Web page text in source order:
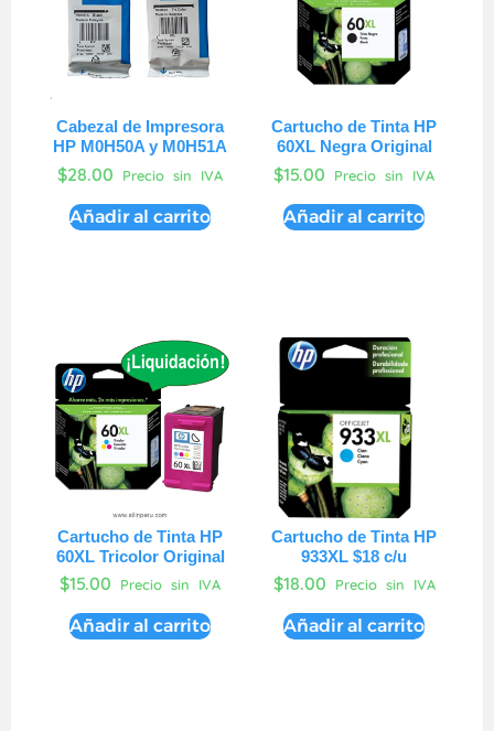
Cabezal de Impresora
HP M0H50A y M0H51A
$28.00 Precio sin IVA
Añadir al carrito
Cartucho de Tinta HP
60XL Negra Original
$15.00 Precio sin IVA
Añadir al carrito
Cartucho de Tinta HP
60XL Tricolor Original
$15.00 Precio sin IVA
Añadir al carrito
Cartucho de Tinta HP
933XL $18 c/u
$18.00 Precio sin IVA
Añadir al carrito